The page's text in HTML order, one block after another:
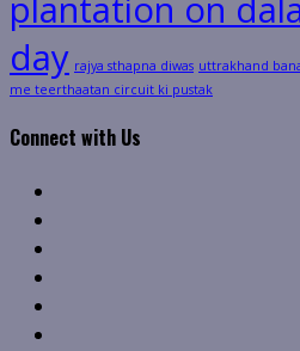
day rajya sthapna diwas uttrakhand
me teerthaatan circuit ki pustak
Connect with Us